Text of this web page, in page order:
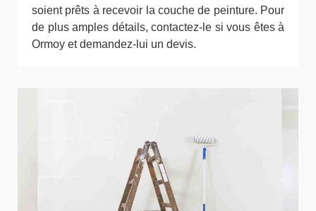
soient prêts à recevoir la couche de peinture. Pour
de plus amples détails, contactez-le si vous êtes à
Ormoy et demandez-lui un devis.